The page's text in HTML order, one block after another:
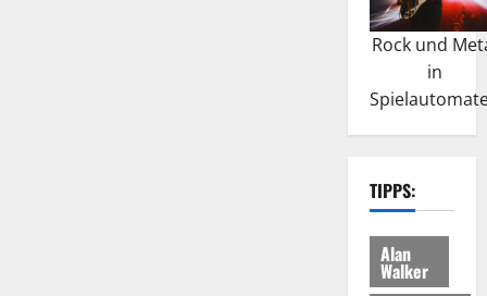
Rock und
in
TIPPS:
Alan
Walker